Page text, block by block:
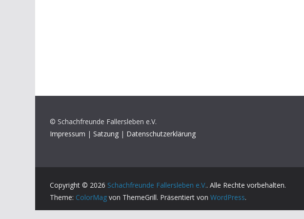
© Schachfreunde Fallersleben e.V.
Impressum | Satzung | Datenschutzerklärung
Copyright © 2026 Schachfreunde Fallersleben e.V.. Alle Rechte vorbehalten.
Theme: ColorMag von ThemeGrill. Präsentiert von WordPress.